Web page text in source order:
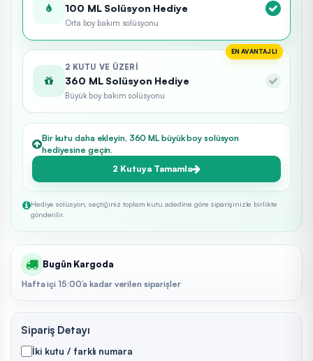
100 ML Solüsyon Hediye
Orta boy bakım solüsyonu
EN AVANTAJLI
2 KUTU VE ÜZERI
360 ML Solüsyon Hediye
Büyük boy bakım solüsyonu
Bir kutu daha ekleyin, 360 ML büyük boy solüsyon
hediyesine geçin.
2 Kutuya Tamamla
Hediye solüsyon, seçtiğiniz toplam kutu adedine göre siparişinizle birlikte
gönderilir.
Bugün Kargoda
Hafta içi 15:00’a kadar verilen siparişler
Sipariş Detayı
İki kutu / farklı numara